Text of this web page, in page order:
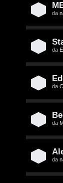
da
da
da
da
da